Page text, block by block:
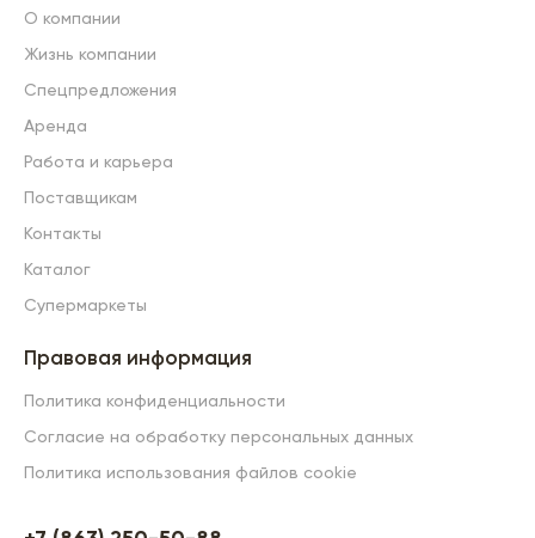
О компании
Жизнь компании
Спецпредложения
Аренда
Работа и карьера
Поставщикам
Контакты
Каталог
Супермаркеты
Правовая информация
Политика конфиденциальности
Согласие на обработку персональных данных
Политика использования файлов cookie